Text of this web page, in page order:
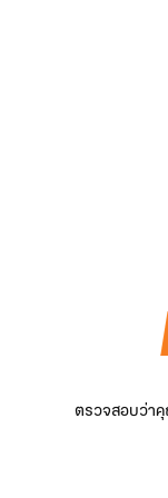
ตรวจสอบว่า